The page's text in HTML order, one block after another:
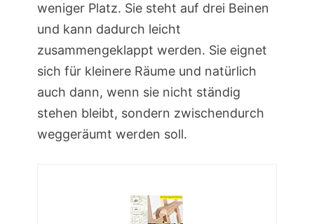
weniger Platz. Sie steht auf drei Beinen
und kann dadurch leicht
zusammengeklappt werden. Sie eignet
sich für kleinere Räume und natürlich
auch dann, wenn sie nicht ständig
stehen bleibt, sondern zwischendurch
weggeräumt werden soll.